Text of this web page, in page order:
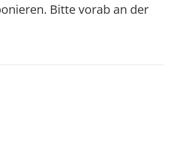
Bitte vorab an der